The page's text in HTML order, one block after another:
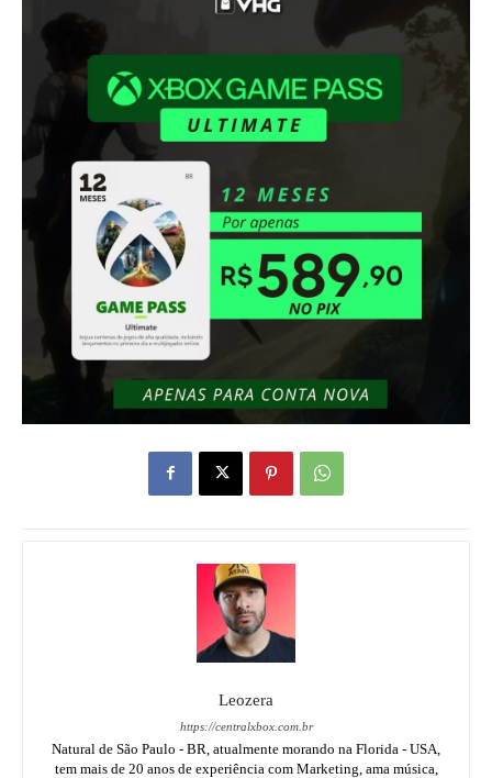
Leozera
https://centralxbox.com.br
Natural de São Paulo - BR, atualmente morando na Florida - USA,
tem mais de 20 anos de experiência com Marketing, ama música,